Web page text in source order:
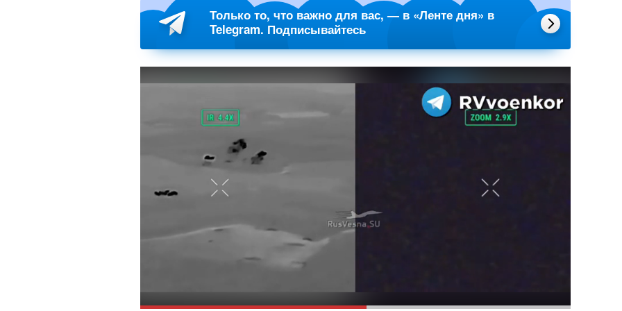
Только то, что важно для вас, — в «Ленте дня» в
Telegram. Подписывайтесь